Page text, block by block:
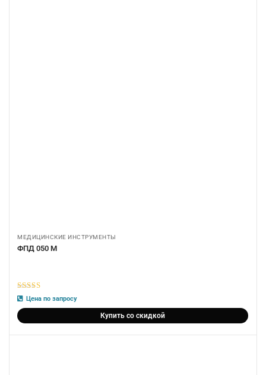
МЕДИЦИНСКИЕ ИНСТРУМЕНТЫ
ФПД 050 М
5из 5
Цена по запросу
Купить со скидкой